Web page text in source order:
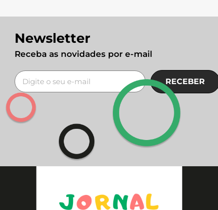
Newsletter
Receba as novidades por e-mail
RECEBER